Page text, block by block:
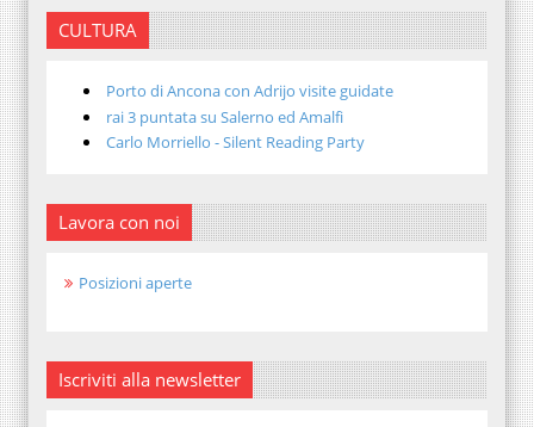
CULTURA
Porto di Ancona con Adrijo visite guidate
rai 3 puntata su Salerno ed Amalfi
Carlo Morriello - Silent Reading Party
Lavora con noi
Posizioni aperte
Iscriviti alla newsletter